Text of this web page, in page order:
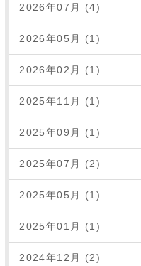
2026年07月 (4)
2026年05月 (1)
2026年02月 (1)
2025年11月 (1)
2025年09月 (1)
2025年07月 (2)
2025年05月 (1)
2025年01月 (1)
2024年12月 (2)